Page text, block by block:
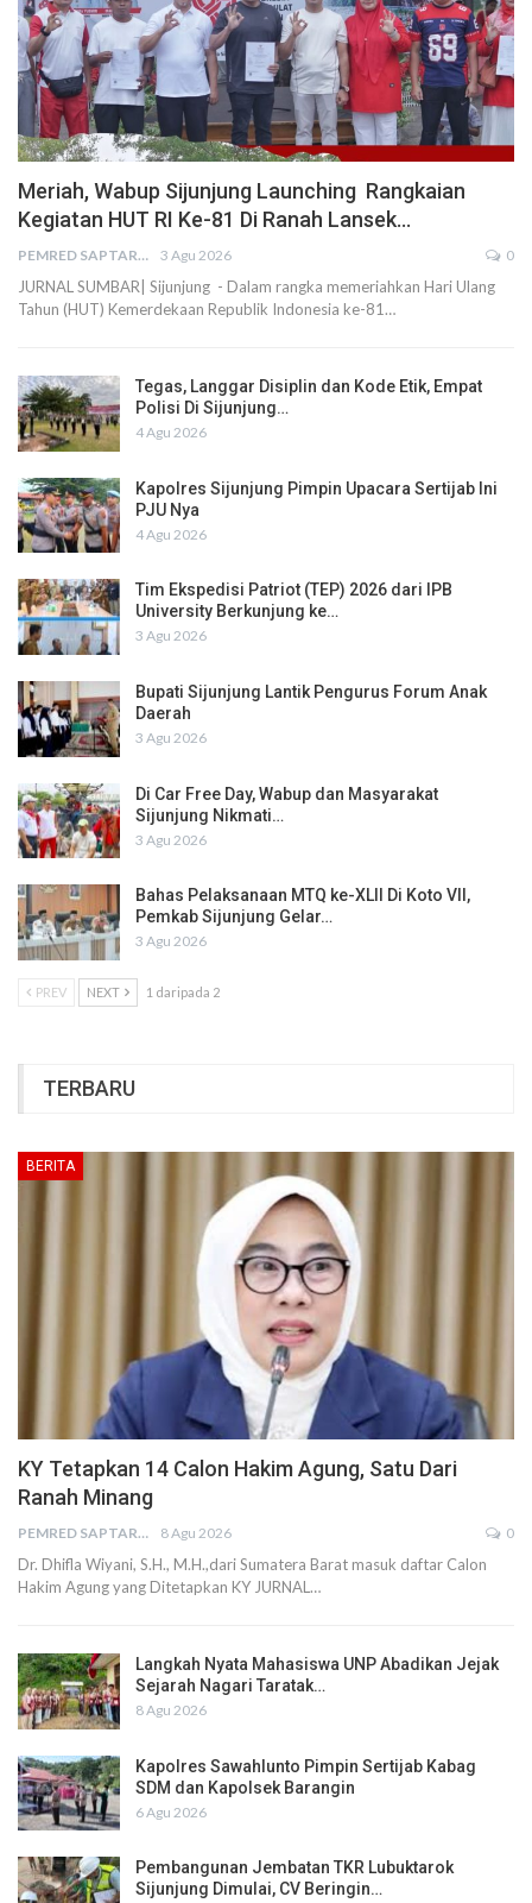
Meriah, Wabup Sijunjung Launching Rangkaian
Kegiatan HUT RI Ke-81 Di Ranah Lansek…
PEMRED SAPTARIUS 3 Agu 2026 0
JURNAL SUMBAR| Sijunjung - Dalam rangka memeriahkan Hari Ulang
Tahun (HUT) Kemerdekaan Republik Indonesia ke-81…
Tegas, Langgar Disiplin dan Kode Etik, Empat
Polisi Di Sijunjung…
4 Agu 2026
Kapolres Sijunjung Pimpin Upacara Sertijab Ini
PJU Nya
4 Agu 2026
Tim Ekspedisi Patriot (TEP) 2026 dari IPB
University Berkunjung ke…
3 Agu 2026
Bupati Sijunjung Lantik Pengurus Forum Anak
Daerah
3 Agu 2026
Di Car Free Day, Wabup dan Masyarakat
Sijunjung Nikmati…
3 Agu 2026
Bahas Pelaksanaan MTQ ke-XLII Di Koto VII,
Pemkab Sijunjung Gelar…
3 Agu 2026
PREV NEXT 1 daripada 2
TERBARU
BERITA
KY Tetapkan 14 Calon Hakim Agung, Satu Dari
Ranah Minang
PEMRED SAPTARIUS 8 Agu 2026 0
Dr. Dhifla Wiyani, S.H., M.H.,dari Sumatera Barat masuk daftar Calon
Hakim Agung yang Ditetapkan KY JURNAL…
Langkah Nyata Mahasiswa UNP Abadikan Jejak
Sejarah Nagari Taratak…
8 Agu 2026
Kapolres Sawahlunto Pimpin Sertijab Kabag
SDM dan Kapolsek Barangin
6 Agu 2026
Pembangunan Jembatan TKR Lubuktarok
Sijunjung Dimulai, CV Beringin…